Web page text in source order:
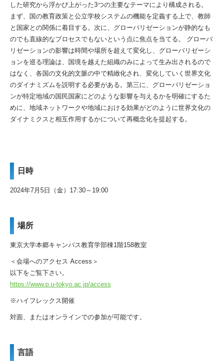
した研究から浮かび上がった3つの主要なテーマにより構成される。
まず、
国の教育政策と公立学校システムの機能を定義する上で、 教師
と国家との関係に着目する。次に、 グローバリゼーションが静的なも
のでも直線的なプロセスでもないという点に焦点を当てる。 グローバ
リゼーションの影響は時間や場所を超えて変化し、 グローバリゼーシ
ョンを巡る理論は、
国境を越えた組織のみによって生み出されるので
はなく、 各国の文化的文脈の中で精緻化され、 変化していく世界文化
のダイナミズムを説明する必要がある。 第三に、 グローバリゼーショ
ンが特定地域の国民国家にどのような影響を与えるかを明確にするた
めに、 地域ネットワークや地域における効果がどのように世界文化の
ダイナミクスと相互作用するかについて再概念化を提起する。
日時
2024年7月5日（金）17:30～19:00
場所
東京大学本郷キャンパス教育学部棟1階158教室
＜会場へのアクセス Access＞
以下をご覧下さい。
https://www.p.u-tokyo.ac.jp/access
※ハイフレックス開催
対面、またはオンラインでの参加が可能です。
言語